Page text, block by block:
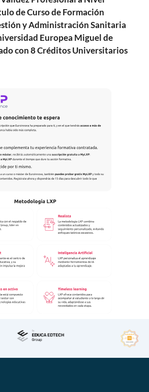
de Curso de Formación
y Administración Sanitaria
Europea Miguel de
con 8 Créditos Universitarios